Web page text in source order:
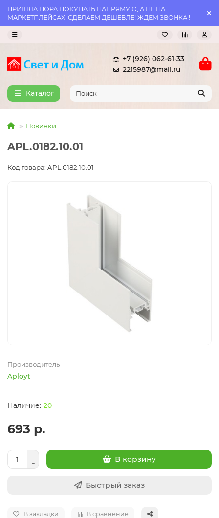
ПРИШЛА ПОРА ПОКУПАТЬ НАПРЯМУЮ, А НЕ НА
МАРКЕТПЛЕЙСАХ! СДЕЛАЕМ ДЕШЕВЛЕ! ЖДЕМ ЗВОНКА !
+7 (926) 062-61-33
2215987@mail.ru
Каталог
Новинки
APL.0182.10.01
Код товара: APL.0182.10.01
Производитель
Aployt
20
693 р.
В корзину
Быстрый заказ
В закладки В сравнение